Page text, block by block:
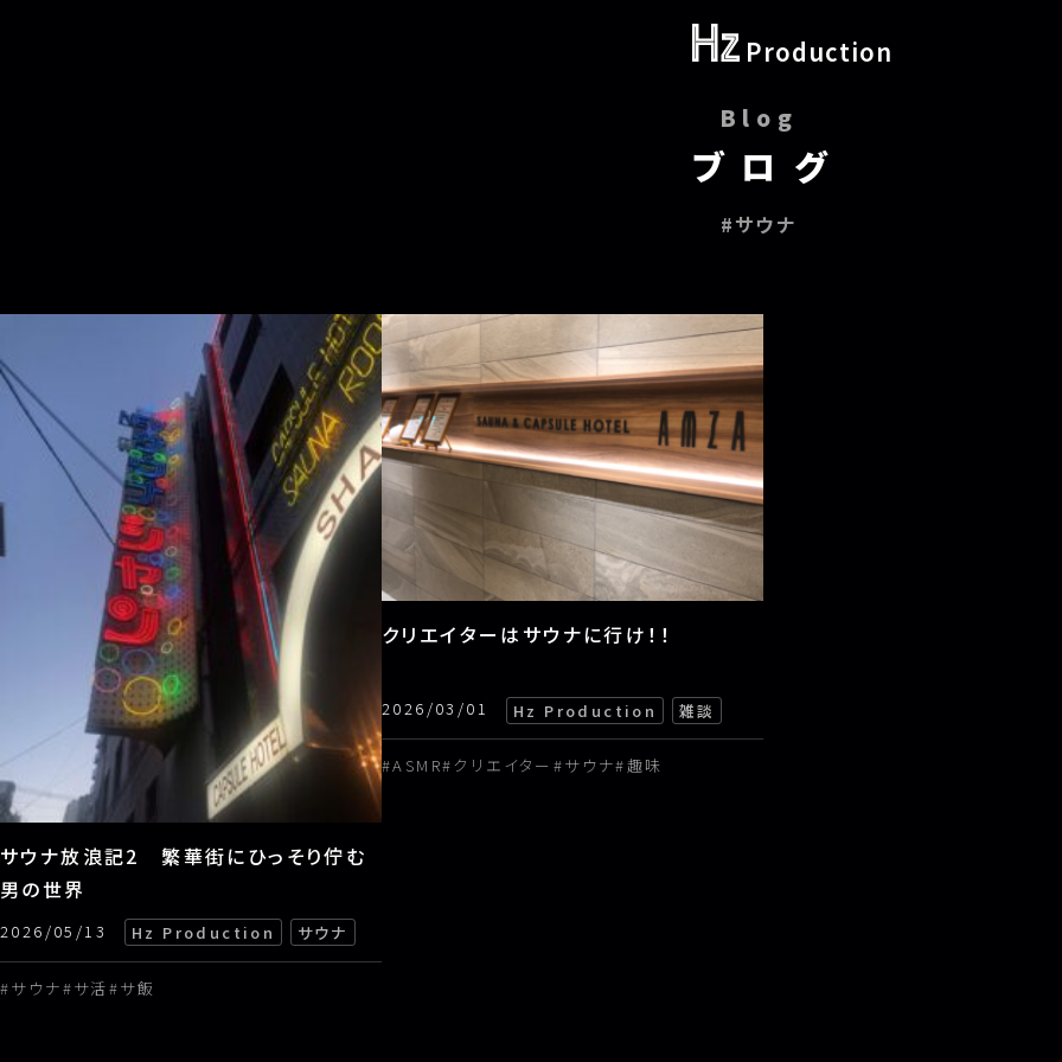
Production
稼働状況
お問い合わせ
料金表
法人・制作会社様向け窓口
Blog
ブログ
#サウナ
サウナ放浪記2 繁華街にひっそり佇む
男の世界
2026/05/13 Hz Production
サウナ
サウナ サ活 サ飯
クリエイターはサウナに行け！！
2026/03/01 Hz Production 雑談
ASMR クリエイター サウナ 趣味